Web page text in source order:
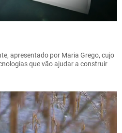
apresentado por Maria Grego, cujo
que vão ajudar a construir